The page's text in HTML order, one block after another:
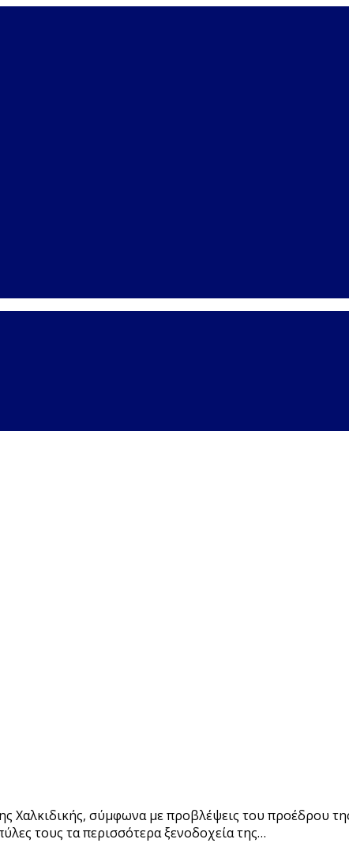
Χαλκιδικής, σύμφωνα με προβλέψεις του προέδρου
τους τα περισσότερα ξενοδοχεία της…